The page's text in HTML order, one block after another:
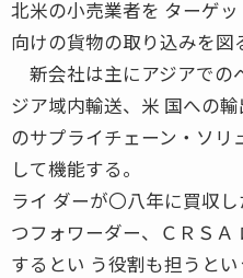
北米の小売業者を ターゲ
向けの貨物の取り込みを図
新会社は主にアジアでの
ジア域内輸送、米 国への
のサプライチェーン・ソリ
して機能する。
ライ ダーが〇八年に買収
つフォワーダー、ＣＲＳ
するとい う役割も担うとい